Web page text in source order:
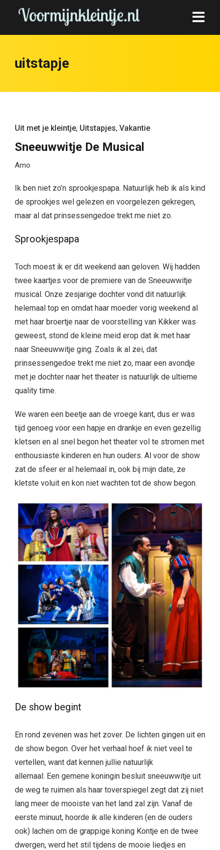
uitstapje
Uit met je kleintje, Uitstapjes, Vakantie
Sneeuwwitje De Musical
Arno
Ik ben niet zo’n sprookjespapa. Natuurlijk heb ik als kind
de sprookjes wel gelezen en voorgelezen gekregen,
maar al dat prinsessengedoe trekt me niet zo.
Sprookjespapa
Toch moest ik er dit weekend aan geloven. Wij hadden
twee kaartjes voor de premiere van de Sneeuwwitje
musical. Onze zesjarige dochter vond dit natuurlijk
helemaal top en omdat haar moeder vorig weekend al
met haar broertje naar de voorstelling van Kikker was
geweest, stond de kleine meid erop dat ik met haar
naar Sneeuwwitje ging. Zoals ik al zei, dat
prinsessengedoe trekt me niet zo, maar een avondje
met je dochter naar het theater is natuurlijk de ultieme
quality time.
We waren een beetje aan de vroege kant, dus er was
tijd genoeg voor een hapje en drankje en even gezellig
kletsen en al snel begon het theater vol te stromen met
enthousiaste kinderen en hun ouders. Al voor de show
zat de sfeer er al helemaal in, ook bij mijn date, ze
kletste voluit en kon niet wachten tot de show begon.
De show begint
En rond zevenen was het zover. De lichten gingen uit en
de show begon. Over het verhaal hoef ik niet veel te
vertellen, want dat kennen jullie natuurlijk
allemaal: Een gemene koningin besluit sneeuwwitje uit
de weg te ruimen als haar toverspiegel zegt dat zij niet
lang meer de mooiste van het land zal zijn. Vanaf de
eerste minuut, hoorde ik alle kinderen (en de ouders
ook) lachen om de grappige koning Kontje en de twee
dwergen, werd het stil tijdens de mooie liedjes en